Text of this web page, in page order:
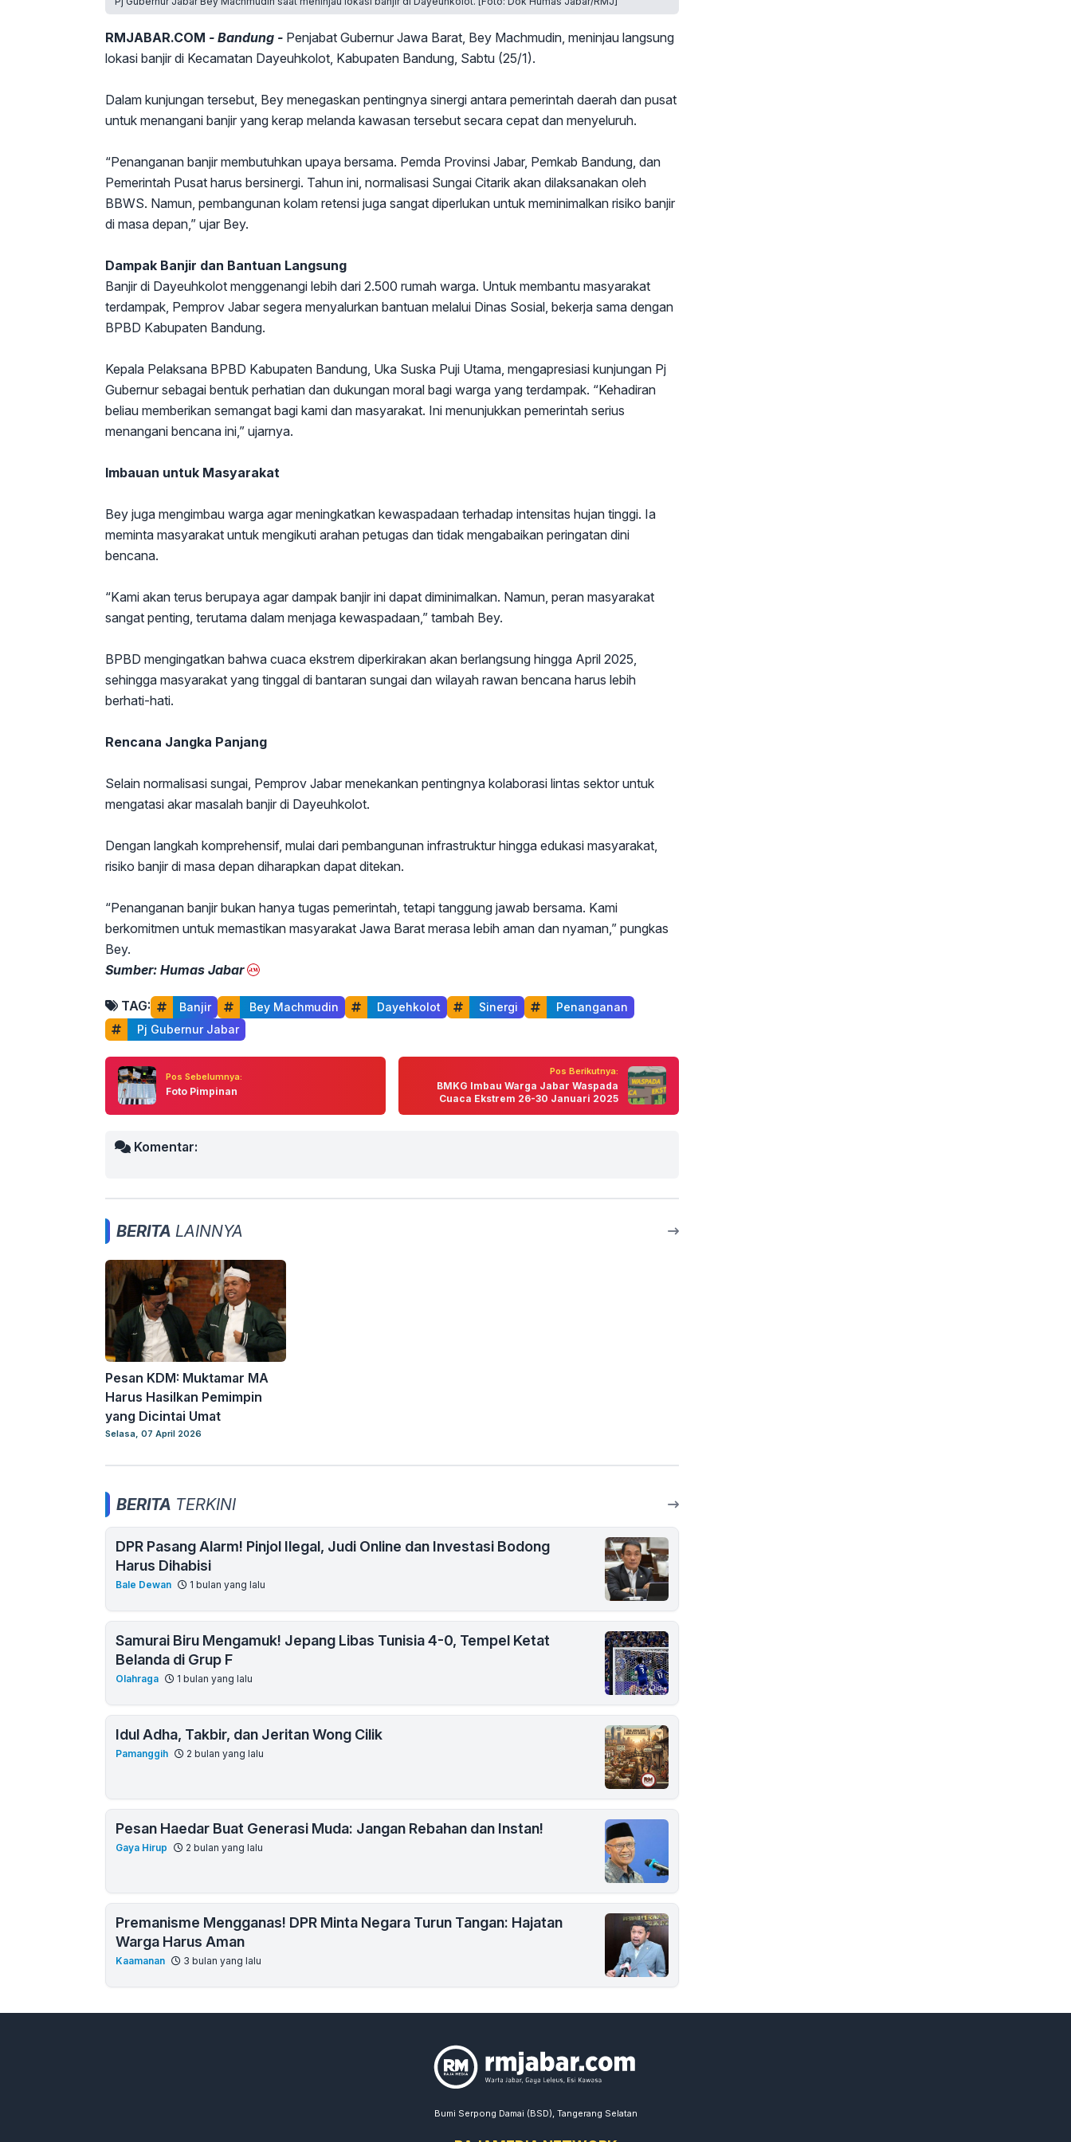
RMJABAR.COM - Bandung - Penjabat Gubernur Jawa Barat, Bey Machmudin, meninjau langsung
lokasi banjir di Kecamatan Dayeuhkolot, Kabupaten Bandung, Sabtu (25/1).
Dalam kunjungan tersebut, Bey menegaskan pentingnya sinergi antara pemerintah daerah dan pusat
untuk menangani banjir yang kerap melanda kawasan tersebut secara cepat dan menyeluruh.
“Penanganan banjir membutuhkan upaya bersama. Pemda Provinsi Jabar, Pemkab Bandung, dan
Pemerintah Pusat harus bersinergi. Tahun ini, normalisasi Sungai Citarik akan dilaksanakan oleh
BBWS. Namun, pembangunan kolam retensi juga sangat diperlukan untuk meminimalkan risiko banjir
di masa depan,” ujar Bey.
Dampak Banjir dan Bantuan Langsung
Banjir di Dayeuhkolot menggenangi lebih dari 2.500 rumah warga. Untuk membantu masyarakat
terdampak, Pemprov Jabar segera menyalurkan bantuan melalui Dinas Sosial, bekerja sama dengan
BPBD Kabupaten Bandung.
Kepala Pelaksana BPBD Kabupaten Bandung, Uka Suska Puji Utama, mengapresiasi kunjungan Pj
Gubernur sebagai bentuk perhatian dan dukungan moral bagi warga yang terdampak. “Kehadiran
beliau memberikan semangat bagi kami dan masyarakat. Ini menunjukkan pemerintah serius
menangani bencana ini,” ujarnya.
Imbauan untuk Masyarakat
Bey juga mengimbau warga agar meningkatkan kewaspadaan terhadap intensitas hujan tinggi. Ia
meminta masyarakat untuk mengikuti arahan petugas dan tidak mengabaikan peringatan dini
bencana.
“Kami akan terus berupaya agar dampak banjir ini dapat diminimalkan. Namun, peran masyarakat
sangat penting, terutama dalam menjaga kewaspadaan,” tambah Bey.
BPBD mengingatkan bahwa cuaca ekstrem diperkirakan akan berlangsung hingga April 2025,
sehingga masyarakat yang tinggal di bantaran sungai dan wilayah rawan bencana harus lebih
berhati-hati.
Rencana Jangka Panjang
Selain normalisasi sungai, Pemprov Jabar menekankan pentingnya kolaborasi lintas sektor untuk
mengatasi akar masalah banjir di Dayeuhkolot.
Dengan langkah komprehensif, mulai dari pembangunan infrastruktur hingga edukasi masyarakat,
risiko banjir di masa depan diharapkan dapat ditekan.
“Penanganan banjir bukan hanya tugas pemerintah, tetapi tanggung jawab bersama. Kami
berkomitmen untuk memastikan masyarakat Jawa Barat merasa lebih aman dan nyaman,” pungkas
Bey.
Sumber: Humas Jabar
TAG: Banjir Bey Machmudin Dayehkolot Sinergi
Penanganan
Pj Gubernur Jabar
Pos Sebelumnya:
Foto Pimpinan
Pos Berikutnya:
BMKG Imbau Warga Jabar Waspada
Cuaca Ekstrem 26-30 Januari 2025
Komentar:
BERITA LAINNYA
Pesan KDM: Muktamar MA
Harus Hasilkan Pemimpin
yang Dicintai Umat
Selasa, 07 April 2026
BERITA TERKINI
DPR Pasang Alarm! Pinjol Ilegal, Judi Online dan Investasi Bodong
Harus Dihabisi
Bale Dewan 1 bulan yang lalu
Samurai Biru Mengamuk! Jepang Libas Tunisia 4-0, Tempel Ketat
Belanda di Grup F
Olahraga 1 bulan yang lalu
Idul Adha, Takbir, dan Jeritan Wong Cilik
Pamanggih 2 bulan yang lalu
Pesan Haedar Buat Generasi Muda: Jangan Rebahan dan Instan!
Gaya Hirup 2 bulan yang lalu
Premanisme Mengganas! DPR Minta Negara Turun Tangan: Hajatan
Warga Harus Aman
Kaamanan 3 bulan yang lalu
Bumi Serpong Damai (BSD), Tangerang Selatan